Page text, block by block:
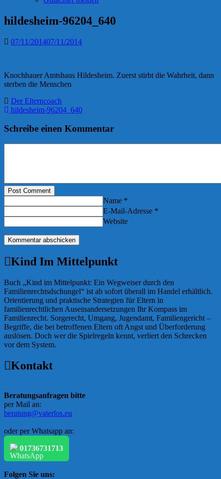
hildesheim-96204_640
07/11/201407/11/2014
Knochhauer Amtshaus Hildesheim. Zuerst stirbt die Wahrheit, dann
sterben die Menschen
Der Elterncoach
hildesheim-96204_640
Schreibe einen Kommentar
Post Comment
Name *
E-Mail-Adresse *
Website
Kind Im Mittelpunkt
Buch „Kind im Mittelpunkt: Ein Wegweiser durch den
Familienrechtsdschungel“ ist ab sofort überall im Handel erhältlich.
Orientierung und praktische Strategien für Eltern in
familienrechtlichen Auseinandersetzungen Ihr Kompass im
Familienrecht. Sorgerecht, Umgang, Jugendamt, Familiengericht –
Begriffe, die bei betroffenen Eltern oft Angst und Überforderung
auslösen. Doch wer die Spielregeln kennt, verliert den Schrecken
vor dem System.
Kontakt
Beratungsanfragen bitte
per Mail an:
beratung@vaterlos.eu
oder per Whatsapp an:
01736731713
Folgen Sie uns: